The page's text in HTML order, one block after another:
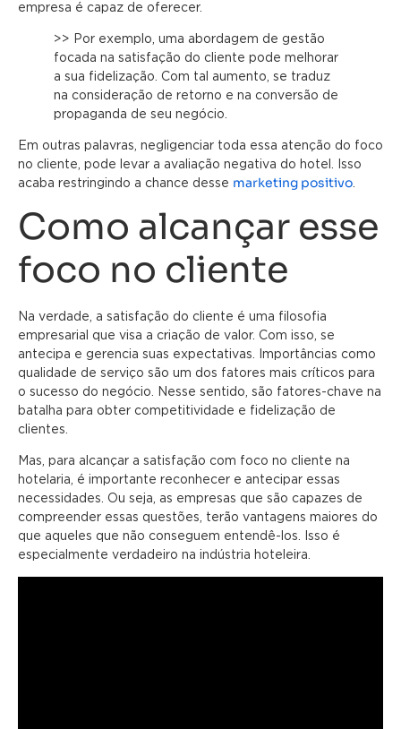
empresa é capaz de oferecer.
>> Por exemplo, uma abordagem de gestão
focada na satisfação do cliente pode melhorar
a sua fidelização. Com tal aumento, se traduz
na consideração de retorno e na conversão de
propaganda de seu negócio.
Em outras palavras, negligenciar toda essa atenção do foco
no cliente, pode levar a avaliação negativa do hotel. Isso
acaba restringindo a chance desse marketing positivo
Como alcançar esse
foco no cliente
Na verdade, a satisfação do cliente é uma filosofia
empresarial que visa a criação de valor. Com isso, se
antecipa e gerencia suas expectativas. Importâncias como
qualidade de serviço são um dos fatores mais críticos para
o sucesso do negócio. Nesse sentido, são fatores-chave na
batalha para obter competitividade e fidelização de
clientes.
Mas, para alcançar a satisfação com foco no cliente na
hotelaria, é importante reconhecer e antecipar essas
necessidades. Ou seja, as empresas que são capazes de
compreender essas questões, terão vantagens maiores do
que aqueles que não conseguem entendê-los. Isso é
especialmente verdadeiro na indústria hoteleira.